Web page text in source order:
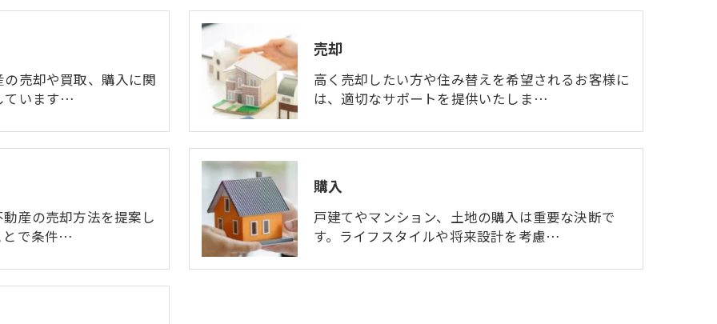
売却や買取、購入に関
ています…
売却
高く売却したい方や住み替えを希望されるお客様に
は、適切なサポートを提供いたしま…
産の売却方法を提案し
とで条件…
購入
戸建てやマンション、土地の購入は重要な決断で
す。ライフスタイルや将来設計を考慮…